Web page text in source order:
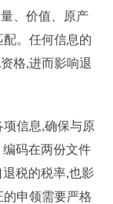
、价值、原产
。任何信息的
格,进而影响退
信息,确保与原
码在两份文件
税的税率,也影
申领需要严格